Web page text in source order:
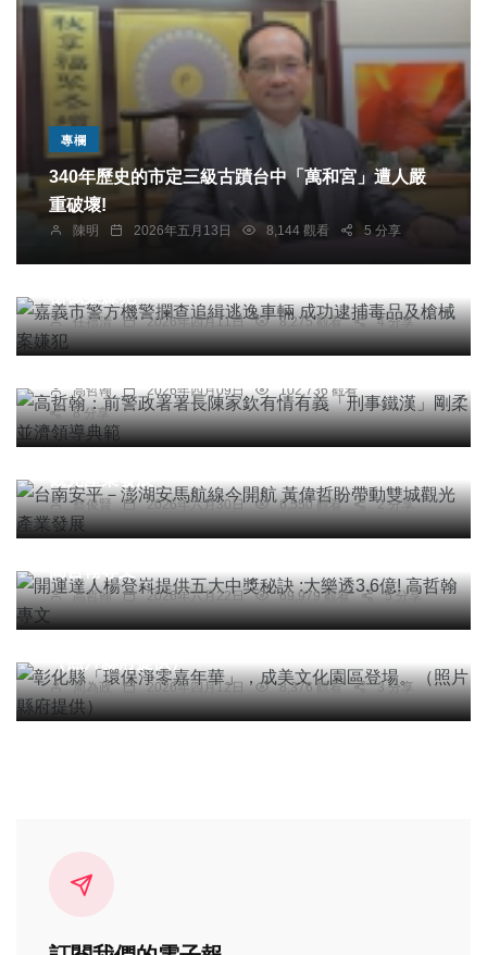
專欄
340年歷史的市定三級古蹟台中「萬和宮」遭人嚴
重破壞!
陳明 2026年五月13日 8,144 觀看 5 分享
社會 綜合新聞
嘉義市警方機警攔查追緝逃逸車輛 成功逮捕毒品及
任禮清 2026年四月11日 8,275 觀看 4 分享
專欄
高哲翰：前警政署署長陳家欽有情有義「刑事鐵
高哲翰 2026年四月09日
102,736 觀看
8 分享
頭條 農業 健康 旅遊
台南安平－澎湖安馬航線今開航 黃偉哲盼帶動雙城
蔡俊賢 2026年六月30日 6,550 觀看 2 分享
專欄
開運達人楊登嵙提供五大中獎秘訣 :大樂透3.6億!
高哲翰 2026年六月22日 69,979 觀看 5 分享
社會 綜合新聞 健康 文教
彰化縣「環保淨零嘉年華」，成美文化園區登場。
周為政 2026年四月12日 8,376 觀看 3 分享